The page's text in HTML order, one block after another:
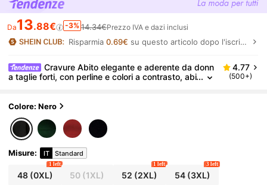
Da13.88€ -3% 14.34€Prezzo IVA e dazi inclusi
Risparmia0.69€ su questo articolo dopo l'iscrizione.
Cravure Abito elegante e aderente da donn
a taglie forti, con perline e colori a contrasto, abi
4.77
(500+)
Colore: Nero
Misure: IT Standard
48(0XL)
1 left
50 (1XL) 52 (2XL)
1 left
54(3XL)
3 left